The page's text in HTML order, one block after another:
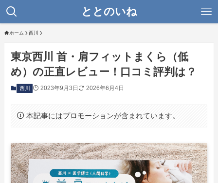
ととのいね
ホーム 西川
東京西川 首・肩フィットまくら（低
め）の正直レビュー！口コミ評判は？
西川 2023年9月3日 2026年6月4日
本記事にはプロモーションが含まれています。